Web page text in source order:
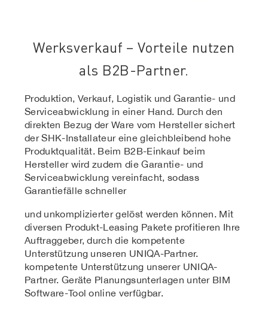
Werksverkauf – Vorteile nutzen
als B2B-Partner.
Produktion, Verkauf, Logistik und Garantie- und
Serviceabwicklung in einer Hand. Durch den
direkten Bezug der Ware vom Hersteller sichert
der SHK-Installateur eine gleichbleibend hohe
Produktqualität. Beim B2B-Einkauf beim
Hersteller wird zudem die Garantie- und
Serviceabwicklung vereinfacht, sodass
Garantiefälle schneller
und unkomplizierter gelöst werden können. Mit
diversen Produkt-Leasing Pakete profitieren Ihre
Auftraggeber, durch die kompetente
Unterstützung unseren UNIQA-Partner.
kompetente Unterstützung unserer UNIQA-
Partner. Geräte Planungsunterlagen unter BIM
Software-Tool online verfügbar.